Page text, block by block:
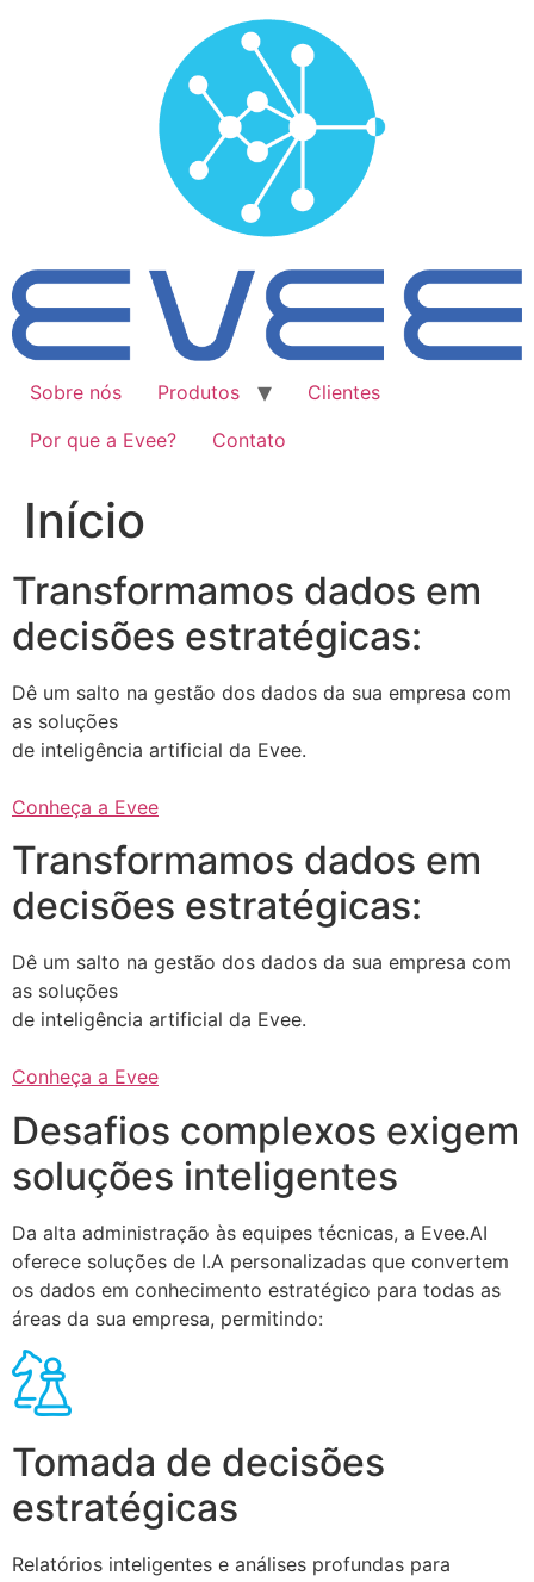
Sobre nós Produtos
Clientes
Por que a Evee?
Contato
Início
Transformamos dados em
decisões estratégicas:
Dê um salto na gestão dos dados da sua empresa com
as soluções
de inteligência artificial da Evee.
Conheça a Evee
Transformamos dados em
decisões estratégicas:
Dê um salto na gestão dos dados da sua empresa com
as soluções
de inteligência artificial da Evee.
Conheça a Evee
Desafios complexos exigem
soluções inteligentes
Da alta administração às equipes técnicas, a Evee.AI
oferece soluções de I.A personalizadas que convertem
os dados em conhecimento estratégico para todas as
áreas da sua empresa, permitindo:
Tomada de decisões
estratégicas
Relatórios inteligentes e análises profundas para